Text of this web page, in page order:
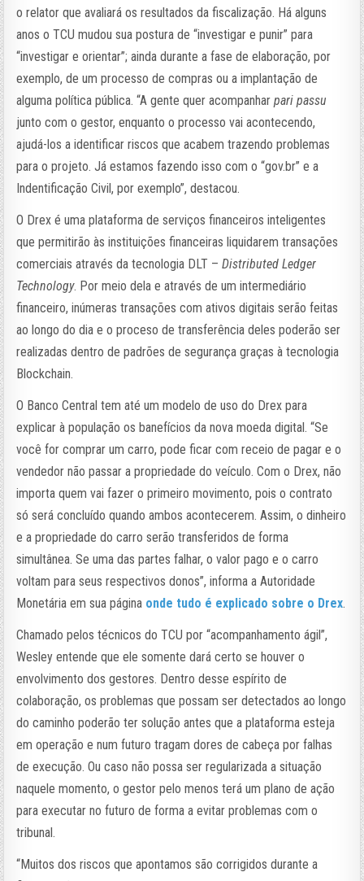
o relator que avaliará os resultados da fiscalização. Há alguns
anos o TCU mudou sua postura de “investigar e punir” para
“investigar e orientar”; ainda durante a fase de elaboração, por
exemplo, de um processo de compras ou a implantação de
alguma política pública. “A gente quer acompanharpari passu
junto com o gestor, enquanto o processo vai acontecendo,
ajudá-los a identificar riscos que acabem trazendo problemas
para o projeto. Já estamos fazendo isso com o “gov.br” e a
Indentificação Civil, por exemplo”, destacou.
O Drex é uma plataforma de serviços financeiros inteligentes
que permitirão às instituições financeiras liquidarem transações
comerciais através da tecnologia DLT –Distributed Ledger
Technology. Por meio dela e através de um intermediário
financeiro, inúmeras transações com ativos digitais serão feitas
ao longo do dia e o proceso de transferência deles poderão ser
realizadas dentro de padrões de segurança graças à tecnologia
Blockchain.
O Banco Central tem até um modelo de uso do Drex para
explicar à população os banefícios da nova moeda digital. “Se
você for comprar um carro, pode ficar com receio de pagar e o
vendedor não passar a propriedade do veículo. Com o Drex, não
importa quem vai fazer o primeiro movimento, pois o contrato
só será concluído quando ambos acontecerem. Assim, o dinheiro
e a propriedade do carro serão transferidos de forma
simultânea. Se uma das partes falhar, o valor pago e o carro
voltam para seus respectivos donos”, informa a Autoridade
Monetária em sua página onde tudo é explicado sobre o Drex.
Chamado pelos técnicos do TCU por “acompanhamento ágil”,
Wesley entende que ele somente dará certo se houver o
envolvimento dos gestores. Dentro desse espírito de
colaboração, os problemas que possam ser detectados ao longo
do caminho poderão ter solução antes que a plataforma esteja
em operação e num futuro tragam dores de cabeça por falhas
de execução. Ou caso não possa ser regularizada a situação
naquele momento, o gestor pelo menos terá um plano de ação
para executar no futuro de forma a evitar problemas com o
tribunal.
“Muitos dos riscos que apontamos são corrigidos durante a